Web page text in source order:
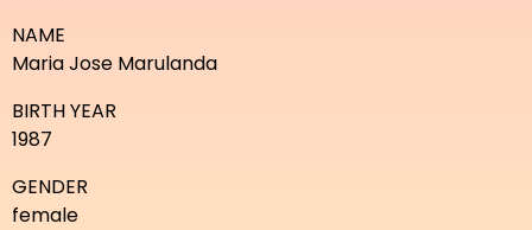
NAME
Maria Jose Marulanda
BIRTH YEAR
1987
GENDER
female